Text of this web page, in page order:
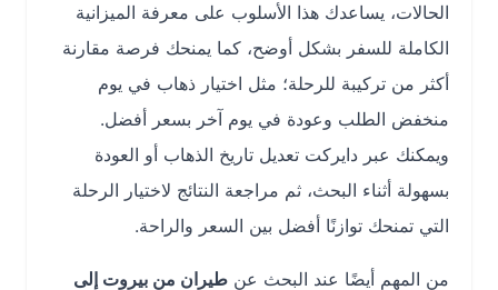
الحالات، يساعدك هذا الأسلوب على معرفة الميزانية
الكاملة للسفر بشكل أوضح، كما يمنحك فرصة مقارنة
أكثر من تركيبة للرحلة؛ مثل اختيار ذهاب في يوم
منخفض الطلب وعودة في يوم آخر بسعر أفضل.
ويمكنك عبر دايركت تعديل تاريخ الذهاب أو العودة
بسهولة أثناء البحث، ثم مراجعة النتائج لاختيار الرحلة
التي تمنحك توازنًا أفضل بين السعر والراحة.
من المهم أيضًا عند البحث عنطيران من بيروت إلى